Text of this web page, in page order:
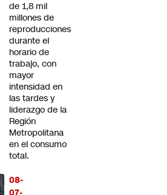
de 1,8 mil
millones de
reproducciones
durante el
horario de
trabajo, con
mayor
intensidad en
las tardes y
liderazgo de la
Región
Metropolitana
en el consumo
total.
08-
07-